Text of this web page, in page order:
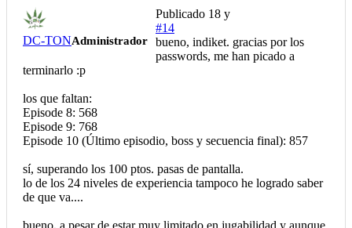
DC-TONAdministrador
Publicado 18 y
#14
bueno, indiket. gracias por los
passwords, me han picado a
terminarlo :p
los que faltan:
Episode 8: 568
Episode 9: 768
Episode 10 (Último episodio, boss y secuencia final): 857
sí, superando los 100 ptos. pasas de pantalla.
lo de los 24 niveles de experiencia tampoco he logrado saber
de que va....
bueno, a pesar de estar muy limitado en jugabilidad y aunque